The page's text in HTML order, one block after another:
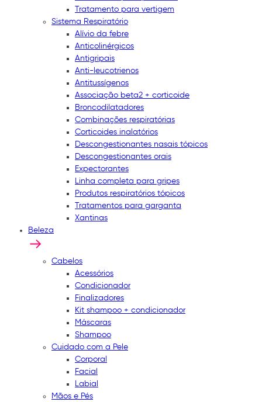
Tratamento para vertigem
Sistema Respiratório
Alívio da febre
Anticolinérgicos
Antigripais
Anti-leucotrienos
Antitussígenos
Associação beta2 + corticoide
Broncodilatadores
Combinações respiratórias
Corticoides inalatórios
Descongestionantes nasais tópicos
Descongestionantes orais
Expectorantes
Linha completa para gripes
Produtos respiratórios tópicos
Tratamentos para garganta
Xantinas
Beleza
Cabelos
Acessórios
Condicionador
Finalizadores
Kit shampoo + condicionador
Máscaras
Shampoo
Cuidado com a Pele
Corporal
Facial
Labial
Mãos e Pés